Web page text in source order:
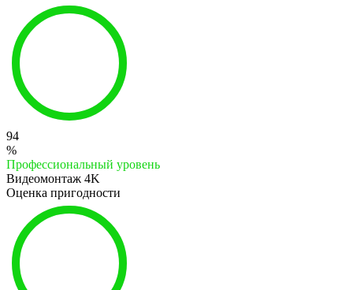
94
%
Профессиональный уровень
Видеомонтаж 4K
Оценка пригодности